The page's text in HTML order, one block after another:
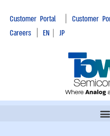
Customer Portal| Customer
Careers | EN | JP